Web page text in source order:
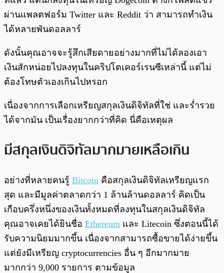
ผ่านแพลตฟอร์ม Twitter และ Reddit ว่า สามารถทำเงิน
ได้หลายพันดอลลาร์
ดังนั้นคุณอาจจะรู้สึกเสียดายอย่างมากที่ไม่ได้ลองเอา
เงินสักหน่อยไปลงทุนในคริปโตเคอร์เรนซีเหล่านี้ แต่ไม่
ต้องโทษตัวเองเกินไปหรอก
เนื่องจากการเลือกเหรียญสกุลเงินดิจิทัลที่ใช่ และร่ำรวย
ได้จากมัน เป็นเรื่องยากกว่าที่คิด นี่คือเหตุผล
มีสกุลเงินดิจิทัลมากมายเหลือเกิน
อย่างที่หลายคนรู้ Bitcoin คือสกุลเงินดิจิทัลเหรียญแรก
สุด และมีมูลค่าตลาดกว่า 1 ล้านล้านดอลลาร์ คิดเป็น
เกือบครึ่งหนึ่งของเงินทั้งหมดที่ลงทุนในสกุลเงินดิจิทัล
คุณอาจเคยได้ยินชื่อ Ethereum และ Litecoin ซึ่งตอนนี้ได้
รับความนิยมมากขึ้น เนื่องจากสามารถซื้อขายได้ง่ายขึ้น
แต่ยังมีเหรียญ cryptocurrencies อื่น ๆ อีกมากมาย
มากกว่า 9,000 รายการ ตามข้อมูล